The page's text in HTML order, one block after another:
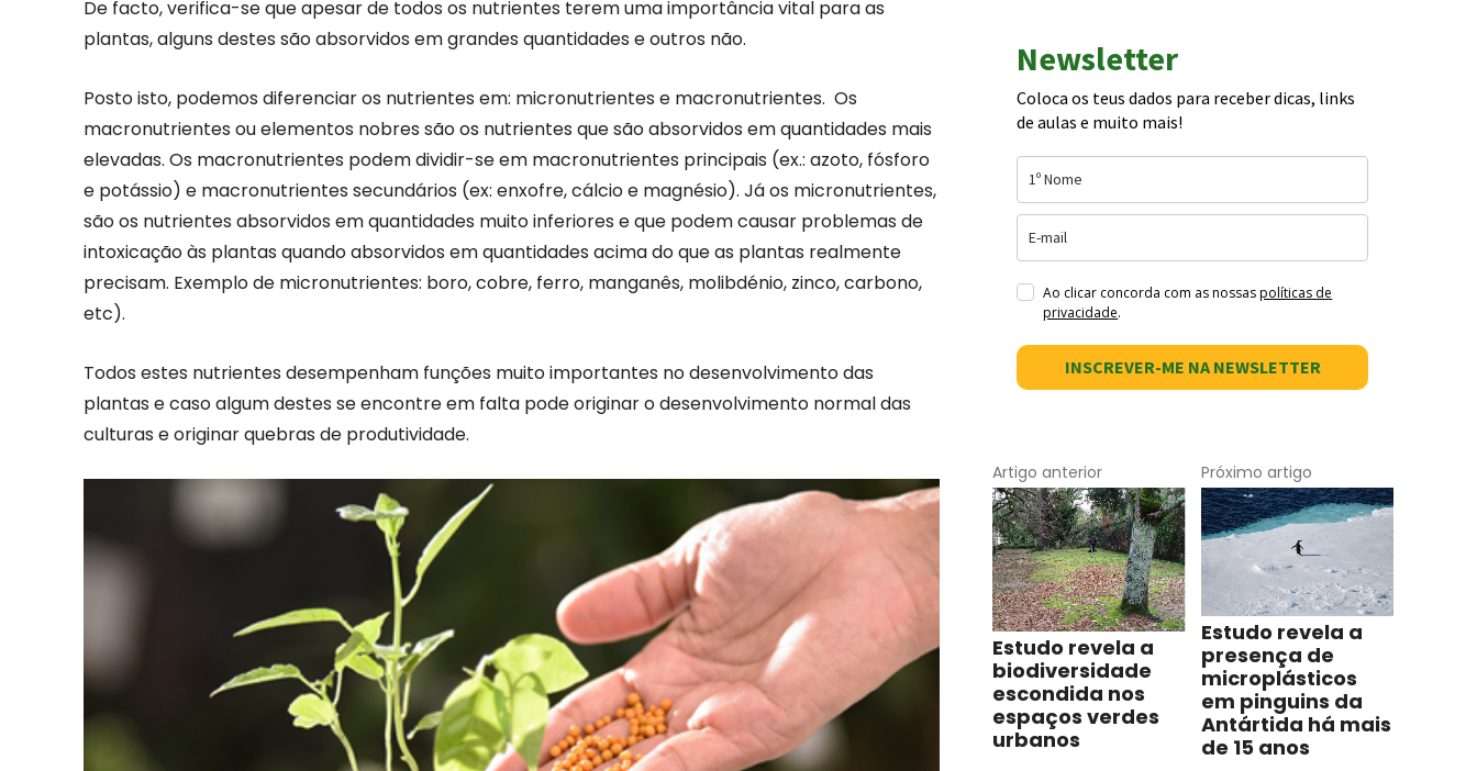
De facto, verifica-se que apesar de todos os nutrientes terem uma importância vital para as
plantas, alguns destes são absorvidos em grandes quantidades e outros não.
Posto isto, podemos diferenciar os nutrientes em: micronutrientes e macronutrientes. Os
macronutrientes ou elementos nobres são os nutrientes que são absorvidos em quantidades mais
elevadas. Os macronutrientes podem dividir-se em macronutrientes principais (ex.: azoto, fósforo
e potássio) e macronutrientes secundários (ex: enxofre, cálcio e magnésio). Já os micronutrientes,
são os nutrientes absorvidos em quantidades muito inferiores e que podem causar problemas de
intoxicação às plantas quando absorvidos em quantidades acima do que as plantas realmente
precisam. Exemplo de micronutrientes: boro, cobre, ferro, manganês, molibdénio, zinco, carbono,
etc).
Todos estes nutrientes desempenham funções muito importantes no desenvolvimento das
plantas e caso algum destes se encontre em falta pode originar o desenvolvimento normal das
culturas e originar quebras de produtividade.
Newsletter
Coloca os teus dados para receber dicas, links
de aulas e muito mais!
Ao clicar concorda com as nossaspolíticas de
privacidade.
INSCREVER-ME NA NEWSLETTER
Artigo anterior
Estudo revela a
biodiversidade
escondida nos
espaços verdes
urbanos
Próximo artigo
Estudo revela a
presença de
microplásticos
em pinguins da
Antártida há mais
de 15 anos